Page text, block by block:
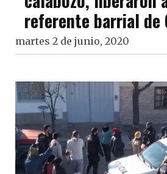
referente barrial de
martes 2 de junio, 2020